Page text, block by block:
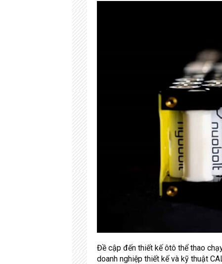
Đề cập đến thiết kế ôtô thể thao
doanh nghiệp thiết kế và kỹ thuật